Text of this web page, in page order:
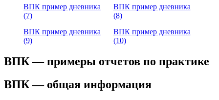
ВПК пример дневника
(7)
ВПК пример дневника
(8)
ВПК пример дневника
(9)
ВПК пример дневника
(10)
ВПК — примеры отчетов по практике
ВПК — общая информация